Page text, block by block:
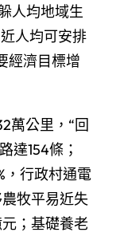
人均地域生
人均可安排
經濟目標增
萬公里，“回
達154條；
，行政村通電
牧平易近失
；基礎養老